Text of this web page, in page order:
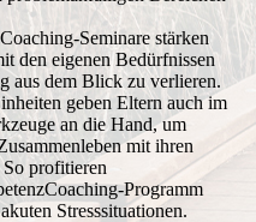
Seminare stärken
den eigenen Bedürfnissen
aus dem Blick zu verlieren.
geben Eltern auch im
an die Hand, um
mit ihren
profitieren
Programm
Stresssituationen.